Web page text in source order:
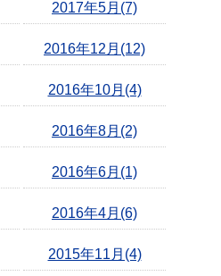
2017年5月(7)
2016年12月(12)
2016年10月(4)
2016年8月(2)
2016年6月(1)
2016年4月(6)
2015年11月(4)